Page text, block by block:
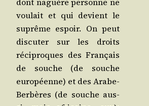
vou­lait et qui devient le
suprême espoir. On peut
dis­cu­ter sur les droits
réci­proques des Fran­çais
de souche (de souche
euro­péenne) et des Arabe-
Ber­bères (de souche aus­